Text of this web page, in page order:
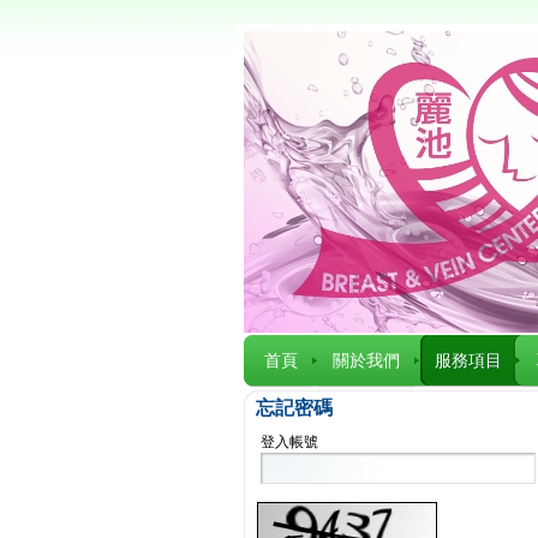
首頁 關於我們 服務項目
忘記密碼
登入帳號